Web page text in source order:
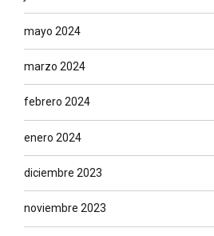
mayo 2024
marzo 2024
febrero 2024
enero 2024
diciembre 2023
noviembre 2023